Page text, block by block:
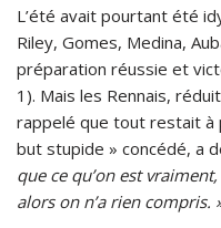
L’été avait pourtant été
Riley, Gomes, Medina,
préparation réussie et
1). Mais les Rennais,
rappelé que tout restait à
but stupide » concédé, a
que ce qu’on est
alors on n’a rien compris.